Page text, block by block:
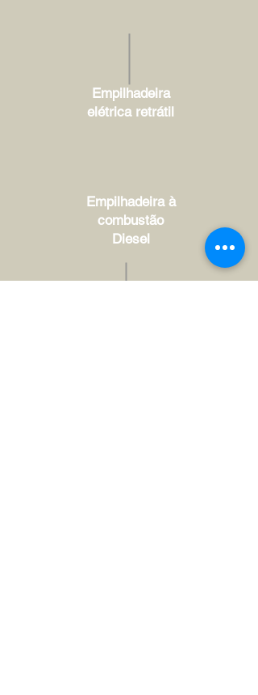
Empilhadeira
elétrica retrátil
Empilhadeira à
combustão
Diesel